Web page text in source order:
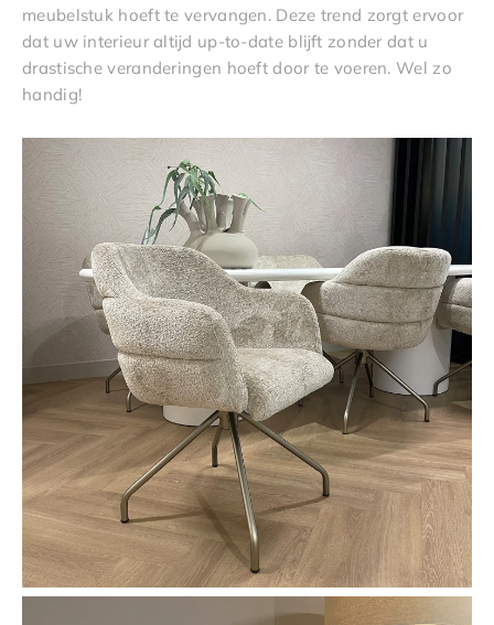
meubelstuk hoeft te vervangen. Deze trend zorgt ervoor
dat uw interieur altijd up-to-date blijft zonder dat u
drastische veranderingen hoeft door te voeren. Wel zo
handig!